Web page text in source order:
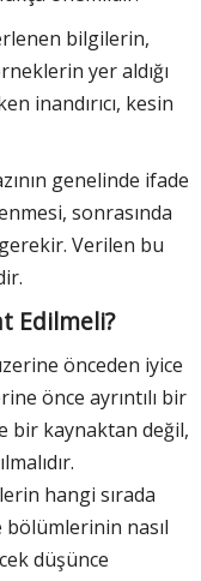
bilgilerin,
yer aldığı
inandırıcı, kesin
genelinde ifade
sonrasında
Verilen bu
Edilmeli?
önceden iyice
önce ayrıntılı bir
bir kaynaktan değil,
hangi sırada
bölümlerinin nasıl
düşünce